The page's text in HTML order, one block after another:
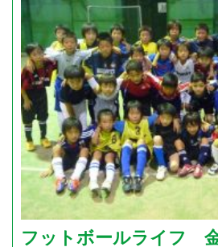
フットボールライフ